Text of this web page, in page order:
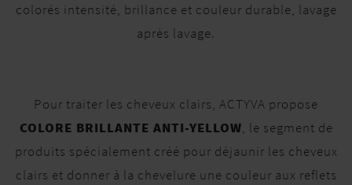
colorés intensité, brillance et couleur durable, lavage
après lavage.
Pour traiter les cheveux clairs, ACTYVA propose
COLORE BRILLANTE ANTI-YELLOW, le segment de
produits spécialement créé pour déjaunir les cheveux
clairs et donner à la chevelure une couleur aux reflets